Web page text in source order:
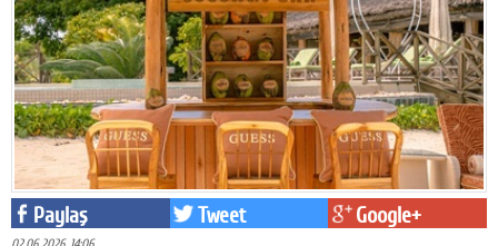
Paylaş Tweet Google+